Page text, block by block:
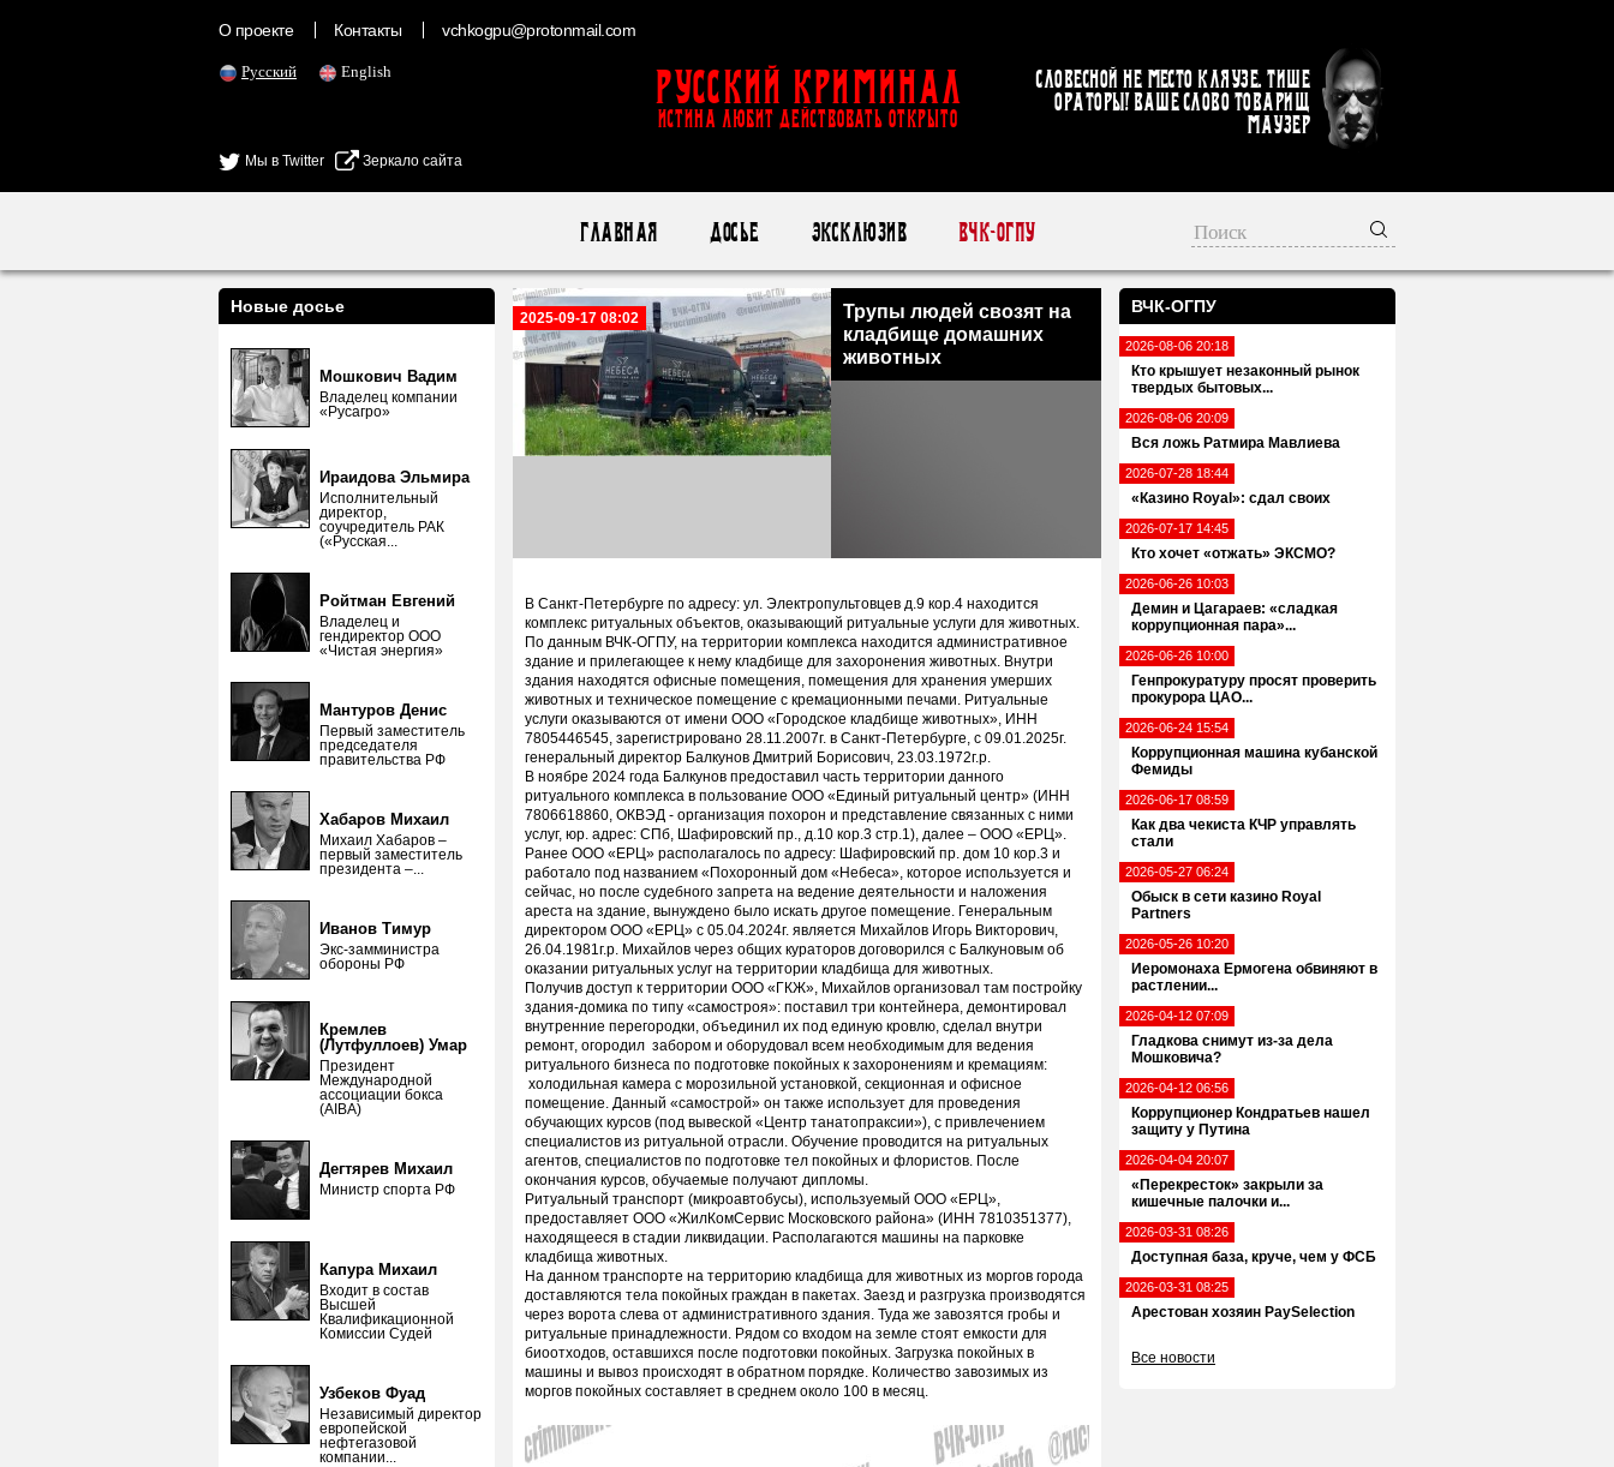
О проекте Контакты vchkogpu@protonmail.com
Русский English
Мы в Twitter Зеркало сайта
Русский Криминал
ИСТИНА ЛЮБИТ ДЕЙСТВОВАТЬ ОТКРЫТО
Словесной не место кляузе. Тише
ораторы! Ваше слово товарищ
Маузер
Главная Досье Эксклюзив ВЧК-ОГПУ
ВЧК-ОГПУ
2026-08-06 20:18
Кто крышует незаконный рынок
твердых бытовых...
2026-08-06 20:09
Вся ложь Ратмира Мавлиева
2026-07-28 18:44
«Казино Royal»: сдал своих
2026-07-17 14:45
Кто хочет «отжать» ЭКСМО?
2026-06-26 10:03
Демин и Цагараев: «сладкая
коррупционная пара»...
2026-06-26 10:00
Генпрокуратуру просят проверить
прокурора ЦАО...
2026-06-24 15:54
Коррупционная машина кубанской
Фемиды
2026-06-17 08:59
Как два чекиста КЧР управлять
стали
2026-05-27 06:24
Обыск в сети казино Royal
Partners
2026-05-26 10:20
Иеромонаха Ермогена обвиняют в
растлении...
2026-04-12 07:09
Гладкова снимут из-за дела
Мошковича?
2026-04-12 06:56
Коррупционер Кондратьев нашел
защиту у Путина
2026-04-04 20:07
«Перекресток» закрыли за
кишечные палочки и...
2026-03-31 08:26
Доступная база, круче, чем у ФСБ
2026-03-31 08:25
Арестован хозяин PaySelection
Все новости
Новые досье
Мошкович Вадим
Владелец компании
«Русагро»
Ираидова Эльмира
Исполнительный
директор,
соучредитель РАК
(«Русская...
Ройтман Евгений
Владелец и
гендиректор ООО
«Чистая энергия»
Мантуров Денис
Первый заместитель
председателя
правительства РФ
Хабаров Михаил
Михаил Хабаров –
первый заместитель
президента –...
Иванов Тимур
Экс-замминистра
обороны РФ
Кремлев
(Лутфуллоев) Умар
Президент
Международной
ассоциации бокса
(AIBA)
Дегтярев Михаил
Министр спорта РФ
Капура Михаил
Входит в состав
Высшей
Квалификационной
Комиссии Судей
Узбеков Фуад
Независимый директор
европейской
нефтегазовой
компании...
2025-09-17 08:02
Трупы людей свозят на
кладбище домашних
животных
В Санкт-Петербурге по адресу: ул. Электропультовцев д.9 кор.4 находится
комплекс ритуальных объектов, оказывающий ритуальные услуги для животных.
По данным ВЧК-ОГПУ, на территории комплекса находится административное
здание и прилегающее к нему кладбище для захоронения животных. Внутри
здания находятся офисные помещения, помещения для хранения умерших
животных и техническое помещение с кремационными печами. Ритуальные
услуги оказываются от имени ООО «Городское кладбище животных», ИНН
7805446545, зарегистрировано 28.11.2007г. в Санкт-Петербурге, с 09.01.2025г.
генеральный директор Балкунов Дмитрий Борисович, 23.03.1972г.р.
В ноябре 2024 года Балкунов предоставил часть территории данного
ритуального комплекса в пользование ООО «Единый ритуальный центр» (ИНН
7806618860, ОКВЭД - организация похорон и представление связанных с ними
услуг, юр. адрес: СПб, Шафировский пр., д.10 кор.3 стр.1), далее – ООО «ЕРЦ».
Ранее ООО «ЕРЦ» располагалось по адресу: Шафировский пр. дом 10 кор.3 и
работало под названием «Похоронный дом «Небеса», которое используется и
сейчас, но после судебного запрета на ведение деятельности и наложения
ареста на здание, вынуждено было искать другое помещение. Генеральным
директором ООО «ЕРЦ» с 05.04.2024г. является Михайлов Игорь Викторович,
26.04.1981г.р. Михайлов через общих кураторов договорился с Балкуновым об
оказании ритуальных услуг на территории кладбища для животных.
Получив доступ к территории ООО «ГКЖ», Михайлов организовал там постройку
здания-домика по типу «самостроя»: поставил три контейнера, демонтировал
внутренние перегородки, объединил их под единую кровлю, сделал внутри
ремонт, огородил забором и оборудовал всем необходимым для ведения
ритуального бизнеса по подготовке покойных к захоронениям и кремациям:
холодильная камера с морозильной установкой, секционная и офисное
помещение. Данный «самострой» он также использует для проведения
обучающих курсов (под вывеской «Центр танатопраксии»), с привлечением
специалистов из ритуальной отрасли. Обучение проводится на ритуальных
агентов, специалистов по подготовке тел покойных и флористов. После
окончания курсов, обучаемые получают дипломы.
Ритуальный транспорт (микроавтобусы), используемый ООО «ЕРЦ»,
предоставляет ООО «ЖилКомСервис Московского района» (ИНН 7810351377),
находящееся в стадии ликвидации. Располагаются машины на парковке
кладбища животных.
На данном транспорте на территорию кладбища для животных из моргов города
доставляются тела покойных граждан в пакетах. Заезд и разгрузка производятся
через ворота слева от административного здания. Туда же завозятся гробы и
ритуальные принадлежности. Рядом со входом на земле стоят емкости для
биоотходов, оставшихся после подготовки покойных. Загрузка покойных в
машины и вывоз происходят в обратном порядке. Количество завозимых из
моргов покойных составляет в среднем около 100 в месяц.